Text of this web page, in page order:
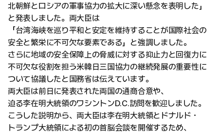
北朝鮮とロシアの軍事協力の拡大に深い懸念を表明した」
と発表しました。両大臣は
「台湾海峡を巡り平和と安定を維持することが国際社会の
安全と繁栄に不可欠な要素である」と強調しました。
さらに地域の安全保障上の脅威に対する抑止力と回復力に
不可欠な役割を担う米韓日三国協力の継続発展の重要性に
ついて協議したと国務省は伝えています。
両大臣は前日に発表された両国の通商合意や、
迫る李在明大統領のワシントンD.C.訪問を歓迎しました。
こうした説明から、両大臣は李在明大統領とドナルド・
トランプ大統領による初の首脳会談を開催するため、